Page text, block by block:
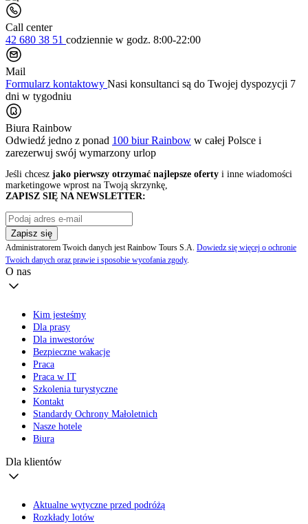
Call center
42 680 38 51 codziennie w godz. 8:00-22:00
Mail
Formularz kontaktowy Nasi konsultanci są do Twojej dyspozycji 7
dni w tygodniu
Biura Rainbow
Odwiedź jedno z ponad 100 biur Rainbow w całej Polsce i
zarezerwuj swój wymarzony urlop
Jeśli chcesz jako pierwszy otrzymać najlepsze oferty i inne wiadomości
marketingowe wprost na Twoją skrzynkę,
ZAPISZ SIĘ NA NEWSLETTER:
Zapisz się
Administratorem Twoich danych jest Rainbow Tours S.A. Dowiedz się więcej o ochronie
Twoich danych oraz prawie i sposobie wycofania zgody.
O nas
Kim jesteśmy
Dla prasy
Dla inwestorów
Bezpieczne wakacje
Praca
Praca w IT
Szkolenia turystyczne
Kontakt
Standardy Ochrony Małoletnich
Nasze hotele
Biura
Dla klientów
Aktualne wytyczne przed podróżą
Rozkłady lotów